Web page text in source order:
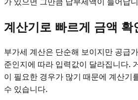
계산기로 빠르게 금액 확
부가세 계산은 단순해 보이지만 공급
준인지에 따라 입력값이 달라집니다.
이 필요한 경우가 많기 때문에 계산기
수 있습니다.